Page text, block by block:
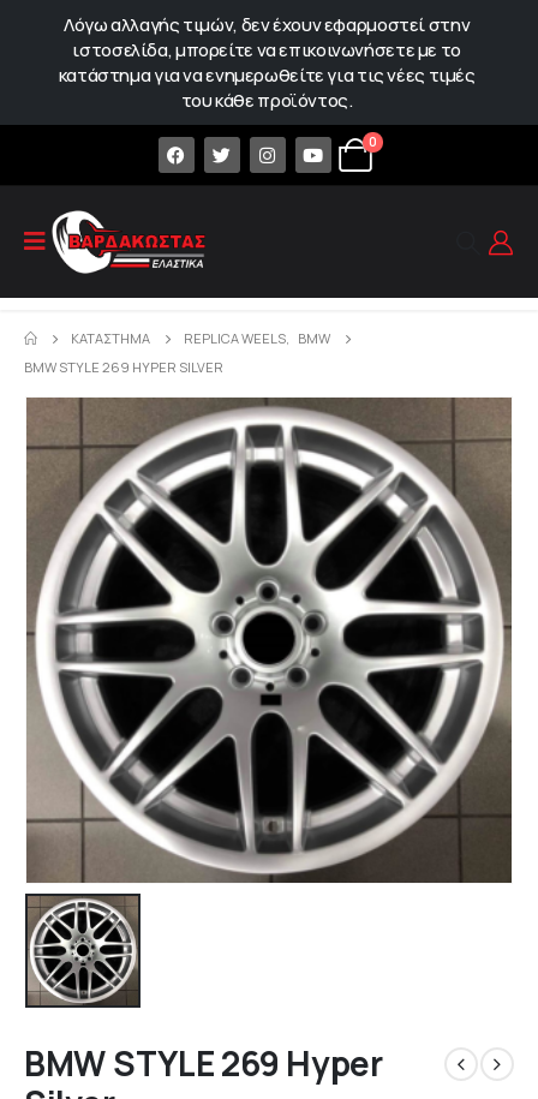
Λόγω αλλαγής τιμών, δεν έχουν εφαρμοστεί στην
ιστοσελίδα, μπορείτε να επικοινωνήσετε με το
κατάστημα για να ενημερωθείτε για τις νέες τιμές
του κάθε προϊόντος.
0
ΚΑΤΆΣΤΗΜΑ REPLICA WEELS
BMW
BMW STYLE 269 HYPER SILVER
BMW STYLE 269 Hyper